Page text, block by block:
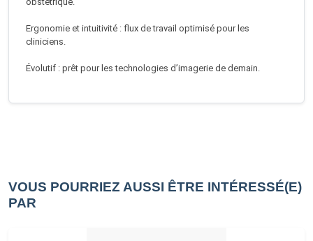
Ergonomie et intuitivité : flux de travail optimisé pour les
cliniciens.
Évolutif : prêt pour les technologies d’imagerie de demain.
VOUS POURRIEZ AUSSI ÊTRE INTÉRESSÉ(E)
PAR